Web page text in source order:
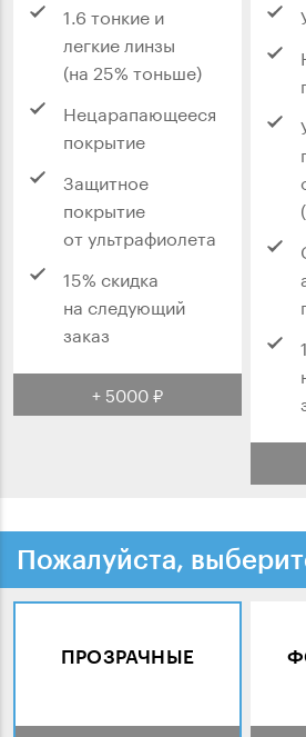
1.6 тонкие и
легкие линзы
(на 25% тоньше)
Нецарапающееся
покрытие
Защитное
покрытие
от ультрафиолета
15% скидка
на следующий
заказ
+ 5000 ₽
Пожалуйста,
ПРОЗРАЧНЫЕ